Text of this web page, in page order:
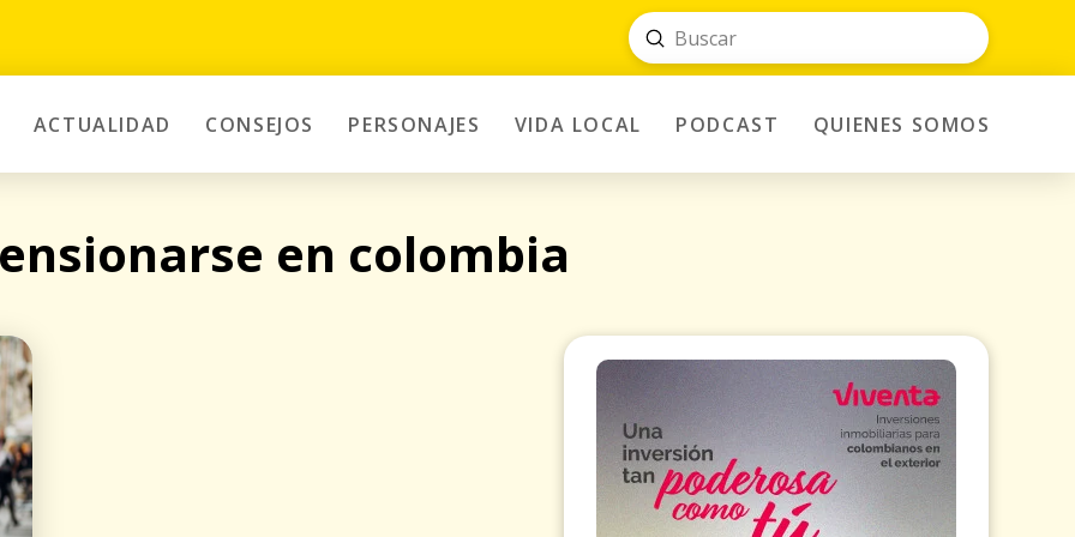
Search
Submit
ACTUALIDAD CONSEJOS PERSONAJES VIDA LOCAL PODCAST QUIENES SOMOS
en colombia